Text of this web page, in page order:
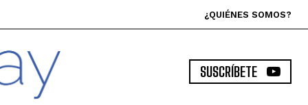
¿QUIÉNES SOMOS?
SUSCRÍBETE